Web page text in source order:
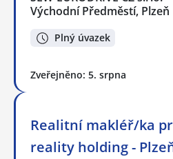
Východní Předměstí, Plzeň
Plný úvazek
Zveřejněno: 5. srpna
Realitní makléř/ka
reality holding -